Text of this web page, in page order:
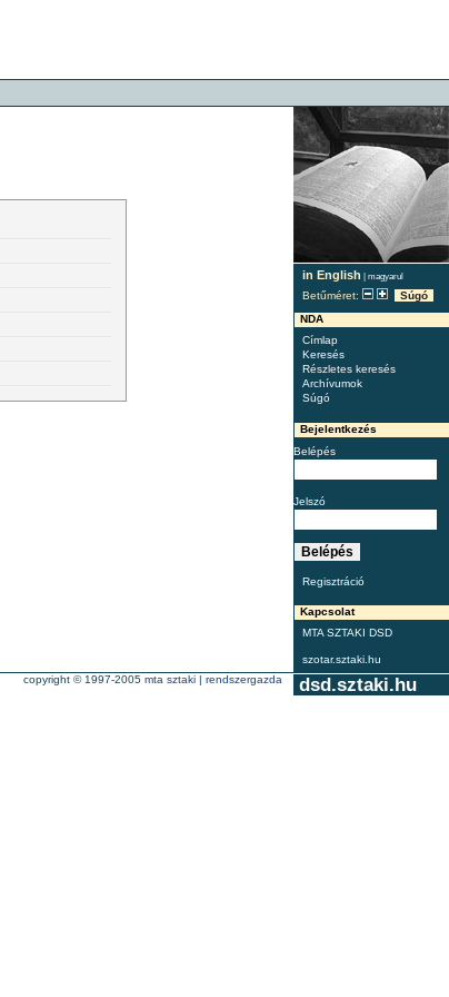
in English | magyarul
Betűméret:
Súgó
NDA
Címlap
Keresés
Részletes keresés
Archívumok
Súgó
Bejelentkezés
Belépés
Jelszó
Regisztráció
Kapcsolat
MTA SZTAKI DSD
szotar.sztaki.hu
dsd.sztaki.hu
copyright © 1997-2005 mta sztaki | rendszergazda